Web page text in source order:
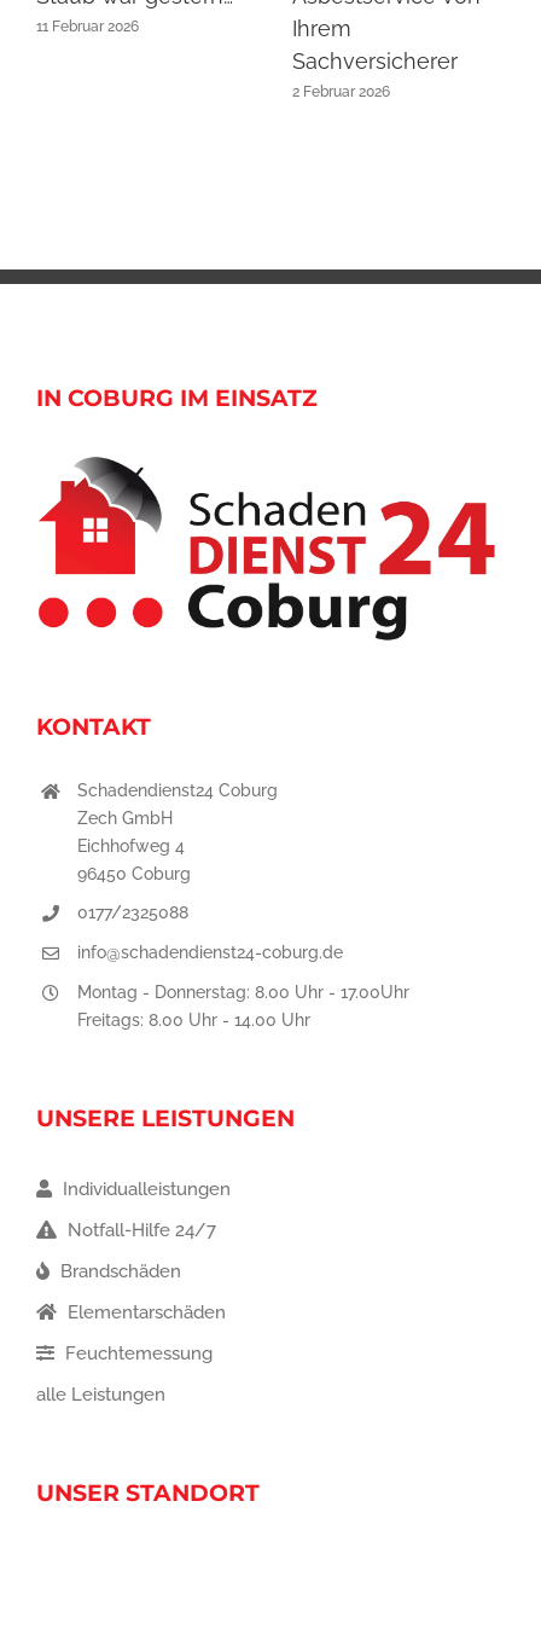
11 Februar 2026
Ihrem
Sachversicherer
2 Februar 2026
IN COBURG IM EINSATZ
KONTAKT
Schadendienst24 Coburg
Zech GmbH
Eichhofweg 4
96450 Coburg
0177/2325088
info@schadendienst24-coburg.de
Montag - Donnerstag: 8.00 Uhr - 17.00Uhr
Freitags: 8.00 Uhr - 14.00 Uhr
UNSERE LEISTUNGEN
Individualleistungen
Notfall-Hilfe 24/7
Brandschäden
Elementarschäden
Feuchtemessung
alle Leistungen
UNSER STANDORT